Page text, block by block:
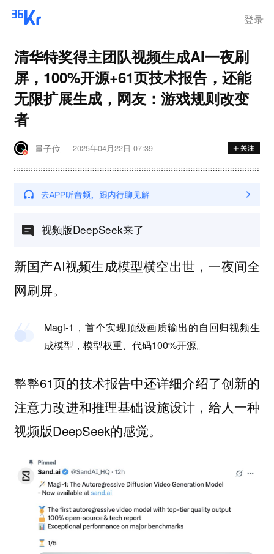
登录
清华特奖得主团队视频生成AI一夜刷
屏，100%开源+61页技术报告，还能
无限扩展生成，网友：游戏规则改变
者
量子位 2025年04月22日 07:39
视频版DeepSeek来了
新国产AI视频生成模型横空出世，一夜间全
网刷屏。
Magi-1 ，首个实现顶级画质输出的自回归视频生
成模型 ，模型权重、代码100%开源。
整整61页的技术报告中还详细介绍了创新的
注意力改进和推理基础设施设计，给人一种
视频版DeepSeek的感觉。